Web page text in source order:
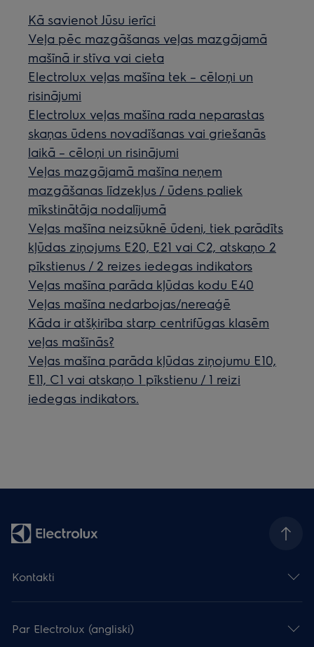
Kā savienot Jūsu ierīci
Veļa pēc mazgāšanas veļas mazgājamā
mašīnā ir stīva vai cieta
Electrolux veļas mašīna tek – cēloņi un
risinājumi
Electrolux veļas mašīna rada neparastas
skaņas ūdens novadīšanas vai griešanās
laikā – cēloņi un risinājumi
Veļas mazgājamā mašīna neņem
mazgāšanas līdzekļus / ūdens paliek
mīkstinātāja nodalījumā
Veļas mašīna neizsūknē ūdeni, tiek parādīts
kļūdas ziņojums E20, E21 vai C2, atskaņo 2
pīkstienus / 2 reizes iedegas indikators
Veļas mašīna parāda kļūdas kodu E40
Veļas mašīna nedarbojas/nereaģē
Kāda ir atšķirība starp centrifūgas klasēm
veļas mašīnās?
Veļas mašīna parāda kļūdas ziņojumu E10,
E11, C1 vai atskaņo 1 pīkstienu / 1 reizi
iedegas indikators.
Kontakti
Par Electrolux (angliski)